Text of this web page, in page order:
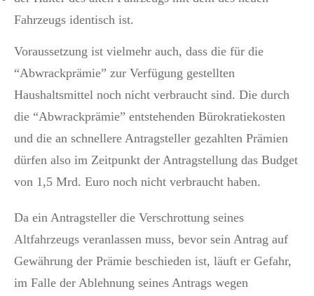
Fahrzeugs identisch ist.
Voraussetzung ist vielmehr auch, dass die für die
“Abwrackprämie” zur Verfügung gestellten
Haushaltsmittel noch nicht verbraucht sind. Die durch
die “Abwrackprämie” entstehenden Bürokratiekosten
und die an schnellere Antragsteller gezahlten Prämien
dürfen also im Zeitpunkt der Antragstellung das Budget
von 1,5 Mrd. Euro noch nicht verbraucht haben.
Da ein Antragsteller die Verschrottung seines
Altfahrzeugs veranlassen muss, bevor sein Antrag auf
Gewährung der Prämie beschieden ist, läuft er Gefahr,
im Falle der Ablehnung seines Antrags wegen